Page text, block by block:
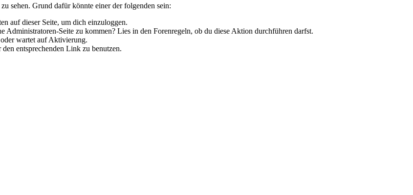
sehen. Grund dafür könnte einer der folgenden sein:
auf dieser Seite, um dich einzuloggen.
Administratoren-Seite zu kommen? Lies in den Forenregeln, ob du diese Aktion durchführen darfst.
wartet auf Aktivierung.
entsprechenden Link zu benutzen.